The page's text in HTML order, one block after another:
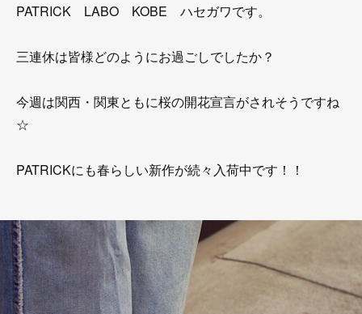
PATRICK LABO KOBE ハセガワです。
三連休は皆様どのようにお過ごしでしたか？
今週は関西・関東ともに桜の開花宣言がされそうですね
☆
PATRICKにも春らしい新作が続々入荷中です！！